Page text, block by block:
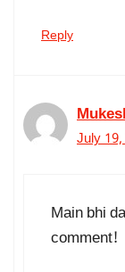
Reply
July
Main bhi
comment!